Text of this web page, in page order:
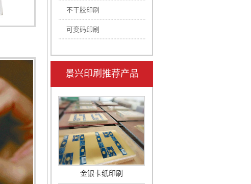
不干胶印刷
可变码印刷
景兴印刷推荐产品
金银卡纸印刷